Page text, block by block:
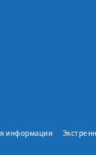
информации